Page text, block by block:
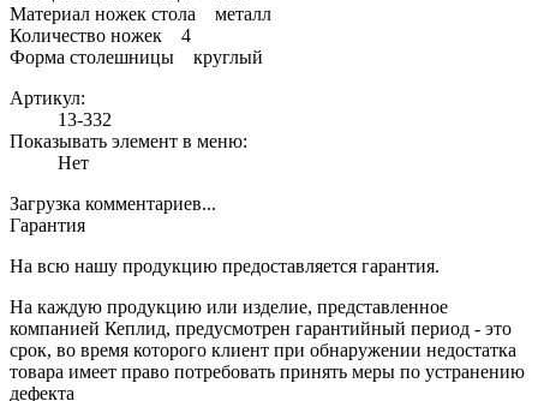
Материал ножек стола металл
Количество ножек 4
Форма столешницы круглый
Артикул:
13-332
Показывать элемент в меню:
Нет
Загрузка комментариев...
Гарантия
На всю нашу продукцию предоставляется гарантия.
На каждую продукцию или изделие, представленное
компанией Кеплид, предусмотрен гарантийный период - это
срок, во время которого клиент при обнаружении недостатка
товара имеет право потребовать принять меры по устранению
дефекта